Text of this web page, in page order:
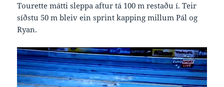
Tourette mátti sleppa aftur tá 100 m restaðu í. Teir
síðstu 50 m bleiv ein sprint kapping millum Pál og
Ryan.